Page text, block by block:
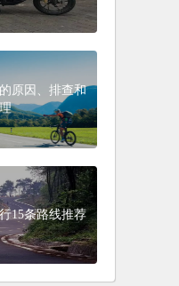
原因、排查和
15条路线推荐